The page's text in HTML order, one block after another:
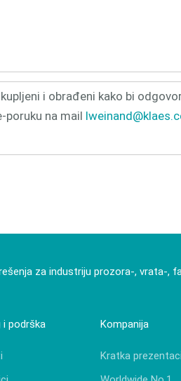
i obrađeni kako bi
na mail
za industriju prozora-, vrata-,
i podrška Kompanija
Kratka